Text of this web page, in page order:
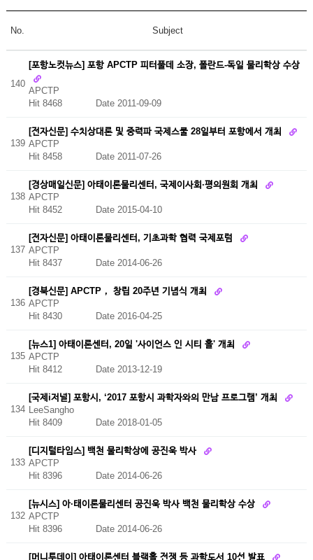
No. Subject
140
[포항노컷뉴스] 포항 APCTP 피터풀데 소장, 폴란드-독일 물리학상 수상
APCTP
Hit 8468 Date 2011-09-09
139
[전자신문] 수치상대론 및 중력파 국제스쿨 28일부터 포항에서 개최
APCTP
Hit 8458
Date 2011-07-26
138
[경상매일신문] 아태이론물리센터, 국제이사회·평의원회 개최
APCTP
Hit 8452
Date 2015-04-10
137
[전자신문] 아태이론물리센터, 기초과학 협력 국제포럼
APCTP
Hit 8437
Date 2014-06-26
136
[경북신문] APCTP， 창립 20주년 기념식 개최
APCTP
Hit 8430
Date 2016-04-25
135
[뉴스1] 아태이론센터, 20일 '사이언스 인 시티 홀' 개최
APCTP
Hit 8412
Date 2013-12-19
134
[국제i저널] 포항시, ‘2017 포항시 과학자와의 만남 프로그램’ 개최
LeeSangho
Hit 8409
Date 2018-01-05
133
[디지털타임스] 백천 물리학상에 공진욱 박사
APCTP
Hit 8396
Date 2014-06-26
132
[뉴시스] 아·태이론물리센터 공진욱 박사 백천 물리학상 수상
APCTP
Hit 8396
Date 2014-06-26
[머니투데이] 아태이론센터 블랙홀 전쟁 등 과학도서 10선 발표